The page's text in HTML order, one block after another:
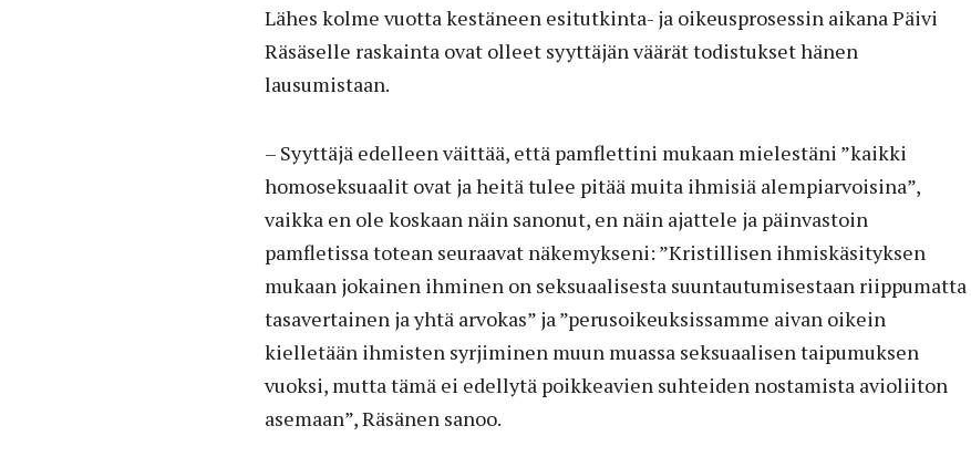
Lähes kolme vuotta kestäneen esitutkinta- ja oikeusprosessin aikana Päivi
Räsäselle raskainta ovat olleet syyttäjän väärät todistukset hänen
lausumistaan.
– Syyttäjä edelleen väittää, että pamflettini mukaan mielestäni ”kaikki
homoseksuaalit ovat ja heitä tulee pitää muita ihmisiä alempiarvoisina”,
vaikka en ole koskaan näin sanonut, en näin ajattele ja päinvastoin
pamfletissa totean seuraavat näkemykseni: ”Kristillisen ihmiskäsityksen
mukaan jokainen ihminen on seksuaalisesta suuntautumisestaan riippumatta
tasavertainen ja yhtä arvokas” ja ”perusoikeuksissamme aivan oikein
kielletään ihmisten syrjiminen muun muassa seksuaalisen taipumuksen
vuoksi, mutta tämä ei edellytä poikkeavien suhteiden nostamista avioliiton
asemaan”, Räsänen sanoo.